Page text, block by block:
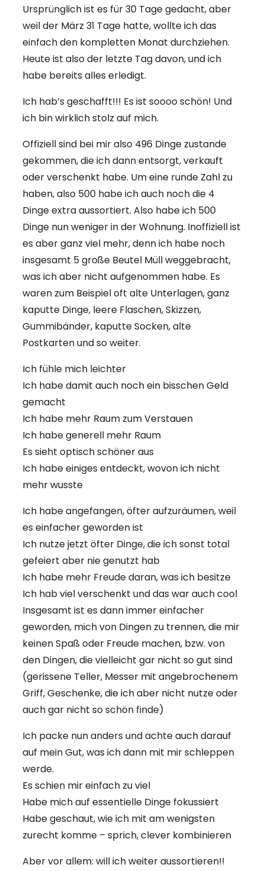
Ursprünglich ist es für 30 Tage gedacht, aber
weil der März 31 Tage hatte, wollte ich das
einfach den kompletten Monat durchziehen.
Heute ist also der letzte Tag davon, und ich
habe bereits alles erledigt.
Ich hab’s geschafft!!! Es ist soooo schön! Und
ich bin wirklich stolz auf mich.
Offiziell sind bei mir also 496 Dinge zustande
gekommen, die ich dann entsorgt, verkauft
oder verschenkt habe. Um eine runde Zahl zu
haben, also 500 habe ich auch noch die 4
Dinge extra aussortiert. Also habe ich 500
Dinge nun weniger in der Wohnung. Inoffiziell ist
es aber ganz viel mehr, denn ich habe noch
insgesamt 5 große Beutel Müll weggebracht,
was ich aber nicht aufgenommen habe. Es
waren zum Beispiel oft alte Unterlagen, ganz
kaputte Dinge, leere Flaschen, Skizzen,
Gummibänder, kaputte Socken, alte
Postkarten und so weiter.
Ich fühle mich leichter
Ich habe damit auch noch ein bisschen Geld
gemacht
Ich habe mehr Raum zum Verstauen
Ich habe generell mehr Raum
Es sieht optisch schöner aus
Ich habe einiges entdeckt, wovon ich nicht
mehr wusste
Ich habe angefangen, öfter aufzuräumen, weil
es einfacher geworden ist
Ich nutze jetzt öfter Dinge, die ich sonst total
gefeiert aber nie genutzt hab
Ich habe mehr Freude daran, was ich besitze
Ich hab viel verschenkt und das war auch cool
Insgesamt ist es dann immer einfacher
geworden, mich von Dingen zu trennen, die mir
keinen Spaß oder Freude machen, bzw. von
den Dingen, die vielleicht gar nicht so gut sind
(gerissene Teller, Messer mit angebrochenem
Griff, Geschenke, die ich aber nicht nutze oder
auch gar nicht so schön finde)
Ich packe nun anders und achte auch darauf
auf mein Gut, was ich dann mit mir schleppen
werde.
Es schien mir einfach zu viel
Habe mich auf essentielle Dinge fokussiert
Habe geschaut, wie ich mit am wenigsten
zurecht komme – sprich, clever kombinieren
Aber vor allem: will ich weiter aussortieren!!